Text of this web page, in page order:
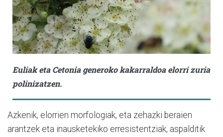
Euliak etaCetoniageneroko kakarraldoa elorri zuria
polinizatzen.
Azkenik, elorrien morfologiak, eta zehazki beraien
arantzek eta inausketekiko erresistentziak, aspalditik